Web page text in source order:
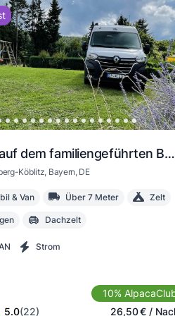
Stellplatz auf dem familiengeführten Bauernhof
Köblitz , Bayern , DE
& Van Über 7 Meter Zelt
Dachzelt
Strom
5.0(22)
10%
26,50€ /